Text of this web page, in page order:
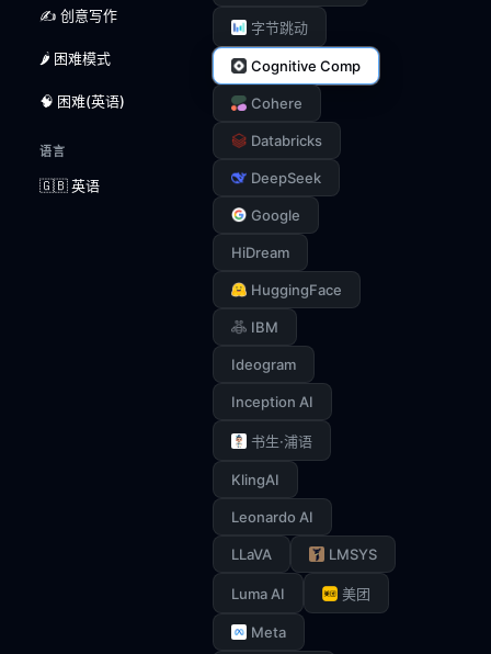
✍️ 创意写作
🌶️ 困难模式
🧠 困难(英语)
语言
🇬🇧 英语
字节跳动
Cognitive Comp
Cohere
Databricks
DeepSeek
Google
HiDream
HuggingFace
IBM
Ideogram
Inception AI
书生·浦语
KlingAI
Leonardo AI
LLaVA LMSYS
Luma AI 美团
Meta